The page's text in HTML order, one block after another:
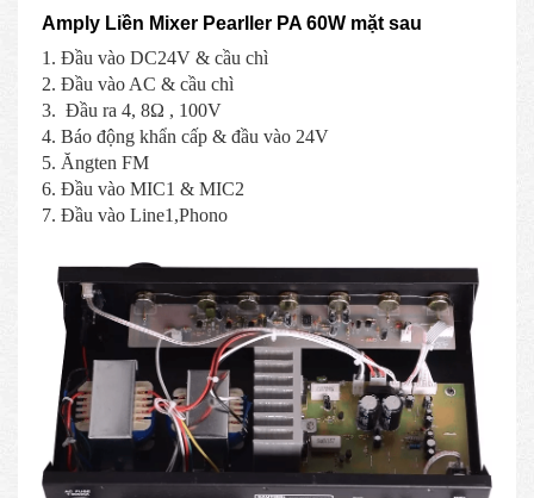
Amply Liền Mixer Pearller PA 60W mặt sau
1. Đầu vào DC24V & cầu chì
2. Đầu vào AC & cầu chì
3. Đầu ra 4, 8Ω , 100V
4. Báo động khẩn cấp & đầu vào 24V
5. Ăngten FM
6. Đầu vào MIC1 & MIC2
7. Đầu vào Line1,Phono